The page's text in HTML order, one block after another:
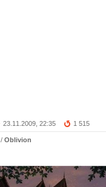
23.11.2009, 22:35 1 515
/ Oblivion